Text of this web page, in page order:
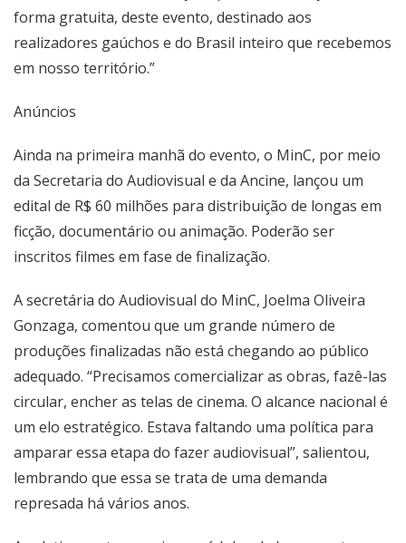
forma gratuita, deste evento, destinado aos
realizadores gaúchos e do Brasil inteiro que recebemos
em nosso território.”
Anúncios
Ainda na primeira manhã do evento, o MinC, por meio
da Secretaria do Audiovisual e da Ancine, lançou um
edital de R$ 60 milhões para distribuição de longas em
ficção, documentário ou animação. Poderão ser
inscritos filmes em fase de finalização.
A secretária do Audiovisual do MinC, Joelma Oliveira
Gonzaga, comentou que um grande número de
produções finalizadas não está chegando ao público
adequado. “Precisamos comercializar as obras, fazê-las
circular, encher as telas de cinema. O alcance nacional é
um elo estratégico. Estava faltando uma política para
amparar essa etapa do fazer audiovisual”, salientou,
lembrando que essa se trata de uma demanda
represada há vários anos.